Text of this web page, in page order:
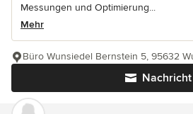
Messungen und Optimierung...
Mehr
Nachricht
Büro Wunsiedel Bernstein 5, 95632